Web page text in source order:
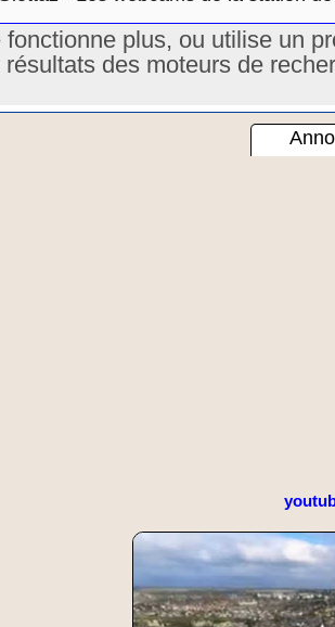
plus, ou utilise un
des moteurs de